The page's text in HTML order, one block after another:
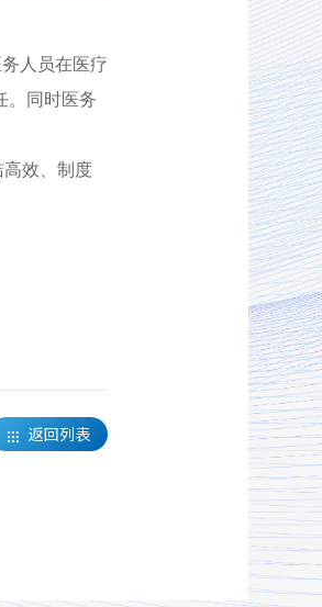
人员在医疗
。同时医务
效、制度
 返回列表